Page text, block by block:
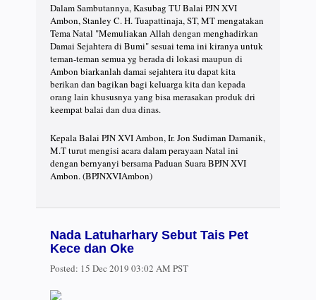
Dalam Sambutannya, Kasubag TU Balai PJN XVI
Ambon, Stanley C. H. Tuapattinaja, ST, MT mengatakan
Tema Natal "Memuliakan Allah dengan menghadirkan
Damai Sejahtera di Bumi" sesuai tema ini kiranya untuk
teman-teman semua yg berada di lokasi maupun di
Ambon biarkanlah damai sejahtera itu dapat kita
berikan dan bagikan bagi keluarga kita dan kepada
orang lain khususnya yang bisa merasakan produk dri
keempat balai dan dua dinas.
Kepala Balai PJN XVI Ambon, Ir. Jon Sudiman Damanik,
M.T turut mengisi acara dalam perayaan Natal ini
dengan bernyanyi bersama Paduan Suara BPJN XVI
Ambon. (BPJNXVIAmbon)
Nada Latuharhary Sebut Tais Pet
Kece dan Oke
Posted: 15 Dec 2019 03:02 AM PST